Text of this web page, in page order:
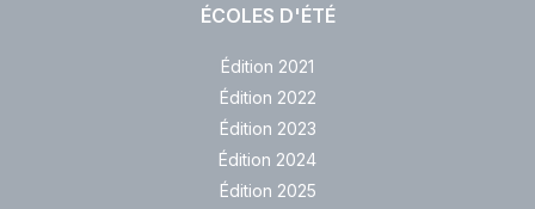
ÉCOLES D'ÉTÉ
Édition 2021
Édition 2022
Édition 2023
Édition 2024
Édition 2025